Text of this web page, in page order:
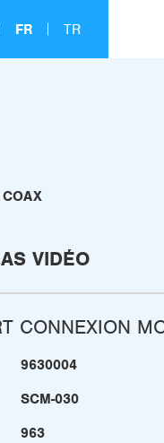
FR TR
VIDÉO
CONNEXION
9630004
SCM-030
963